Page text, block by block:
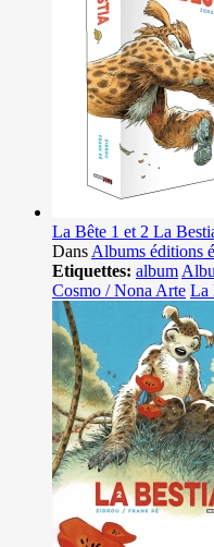
La Bête 1 et 2 La
DansAlbums éditions
Etiquettes: album
Cosmo / Nona Arte La